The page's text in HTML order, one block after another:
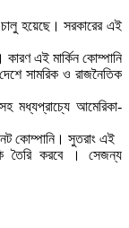
চালু হয়েছে। সরকারের এই
কারণ এই মার্কিন কোম্পানি
সামরিক ও রাজনৈতিক
মধ্যপ্রাচ্যে আমেরিকা-
কোম্পানি। সুতরাং এই
তৈরি করবে । সেজন্য